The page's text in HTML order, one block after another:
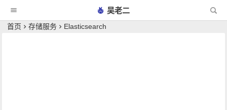
吴老二
首页 存储服务 Elasticsearch